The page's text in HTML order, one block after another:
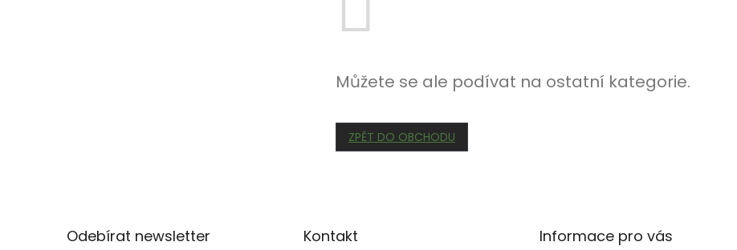
Můžete se ale podívat na ostatní kategorie.
ZPĚT DO OBCHODU
Odebírat newsletter Kontakt Informace pro vás